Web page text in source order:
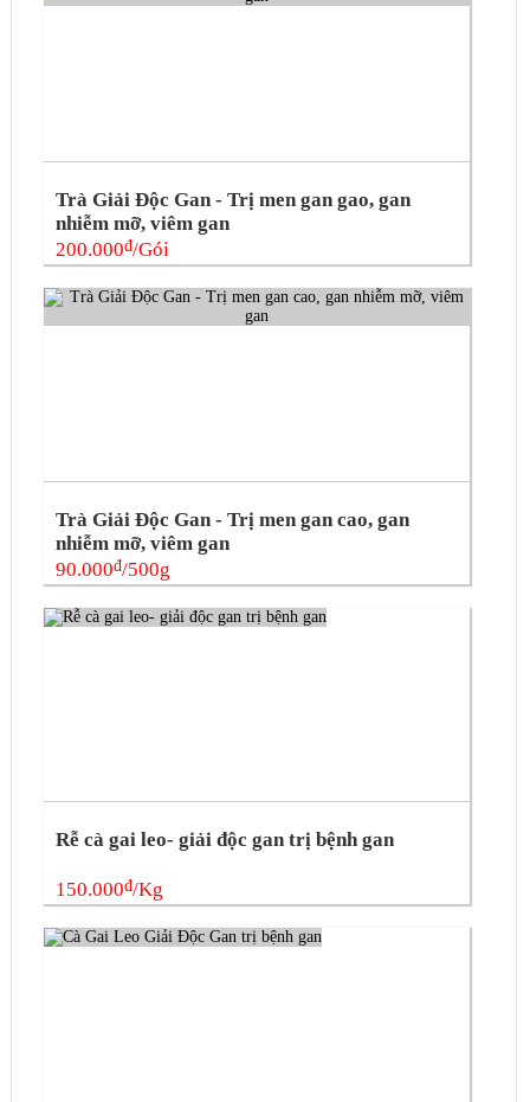
Trà Giải Độc Gan - Trị men gan gao, gan
nhiễm mỡ, viêm gan
200.000đ/Gói
Trà Giải Độc Gan - Trị men gan cao, gan
nhiễm mỡ, viêm gan
90.000đ/500g
Rễ cà gai leo- giải độc gan trị bệnh gan
150.000đ/Kg